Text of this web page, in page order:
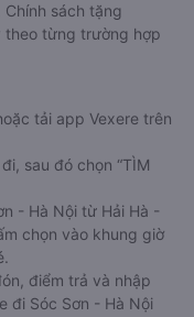
sách tặng
theo từng trường hợp
tải app Vexere trên
sau đó chọn “TÌM
- Hà Nội từ Hải Hà -
chọn vào khung giờ
điểm trả và nhập
đi Sóc Sơn - Hà Nội